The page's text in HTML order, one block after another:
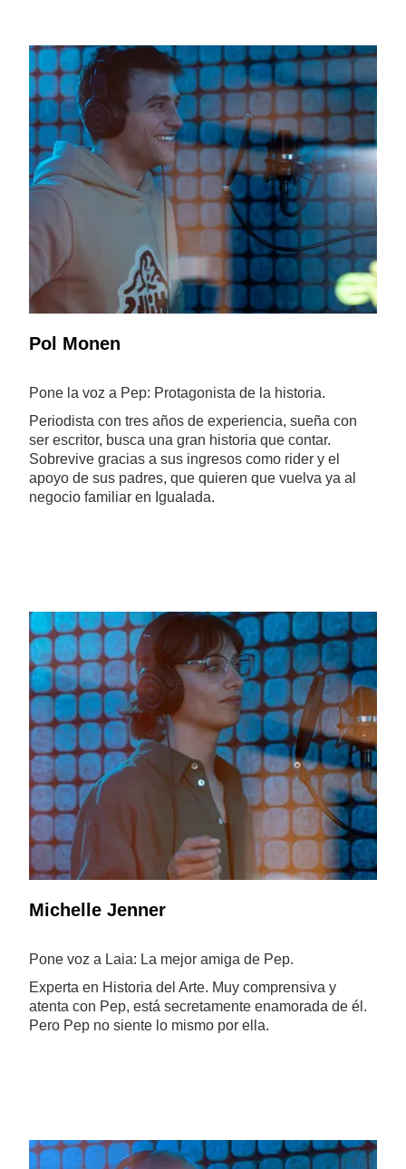
Pol Monen
Pone la voz a Pep: Protagonista de la historia.
Periodista con tres años de experiencia, sueña con
ser escritor, busca una gran historia que contar.
Sobrevive gracias a sus ingresos como rider y el
apoyo de sus padres, que quieren que vuelva ya al
negocio familiar en Igualada.
Michelle Jenner
Pone voz a Laia: La mejor amiga de Pep.
Experta en Historia del Arte. Muy comprensiva y
atenta con Pep, está secretamente enamorada de él.
Pero Pep no siente lo mismo por ella.